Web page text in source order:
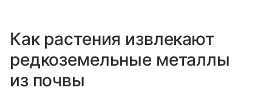
Как растения извлекают
редкоземельные металлы
из почвы